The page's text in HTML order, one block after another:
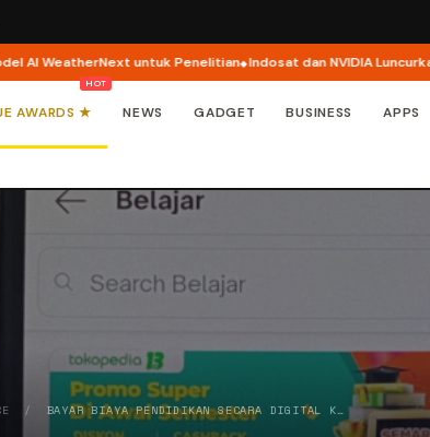
untuk Penelitian Indosat dan NVIDIA Luncurkan
AWARDS ★ NEWS GADGET BUSINESS APPS
/ BAYAR BIAYA PENDIDIKAN SECARA DIGITAL K…